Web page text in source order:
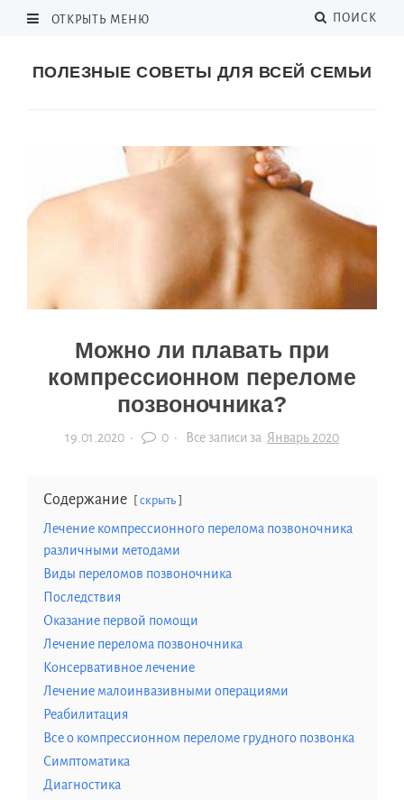
ОТКРЫТЬ МЕНЮ ПОИСК
ПОЛЕЗНЫЕ СОВЕТЫ ДЛЯ ВСЕЙ СЕМЬИ
Можно ли плавать при
компрессионном переломе
позвоночника?
19.01.2020 · 0 · Все записи за Январь 2020
Содержание скрыть
Лечение компрессионного перелома позвоночника
различными методами
Виды переломов позвоночника
Последствия
Оказание первой помощи
Лечение перелома позвоночника
Консервативное лечение
Лечение малоинвазивными операциями
Реабилитация
Все о компрессионном переломе грудного позвонка
Симптоматика
Диагностика